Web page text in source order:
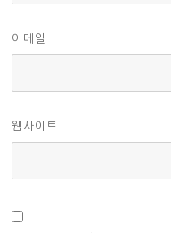
이메일
웹사이트